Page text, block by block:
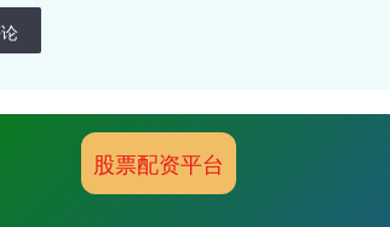
股票配资平台